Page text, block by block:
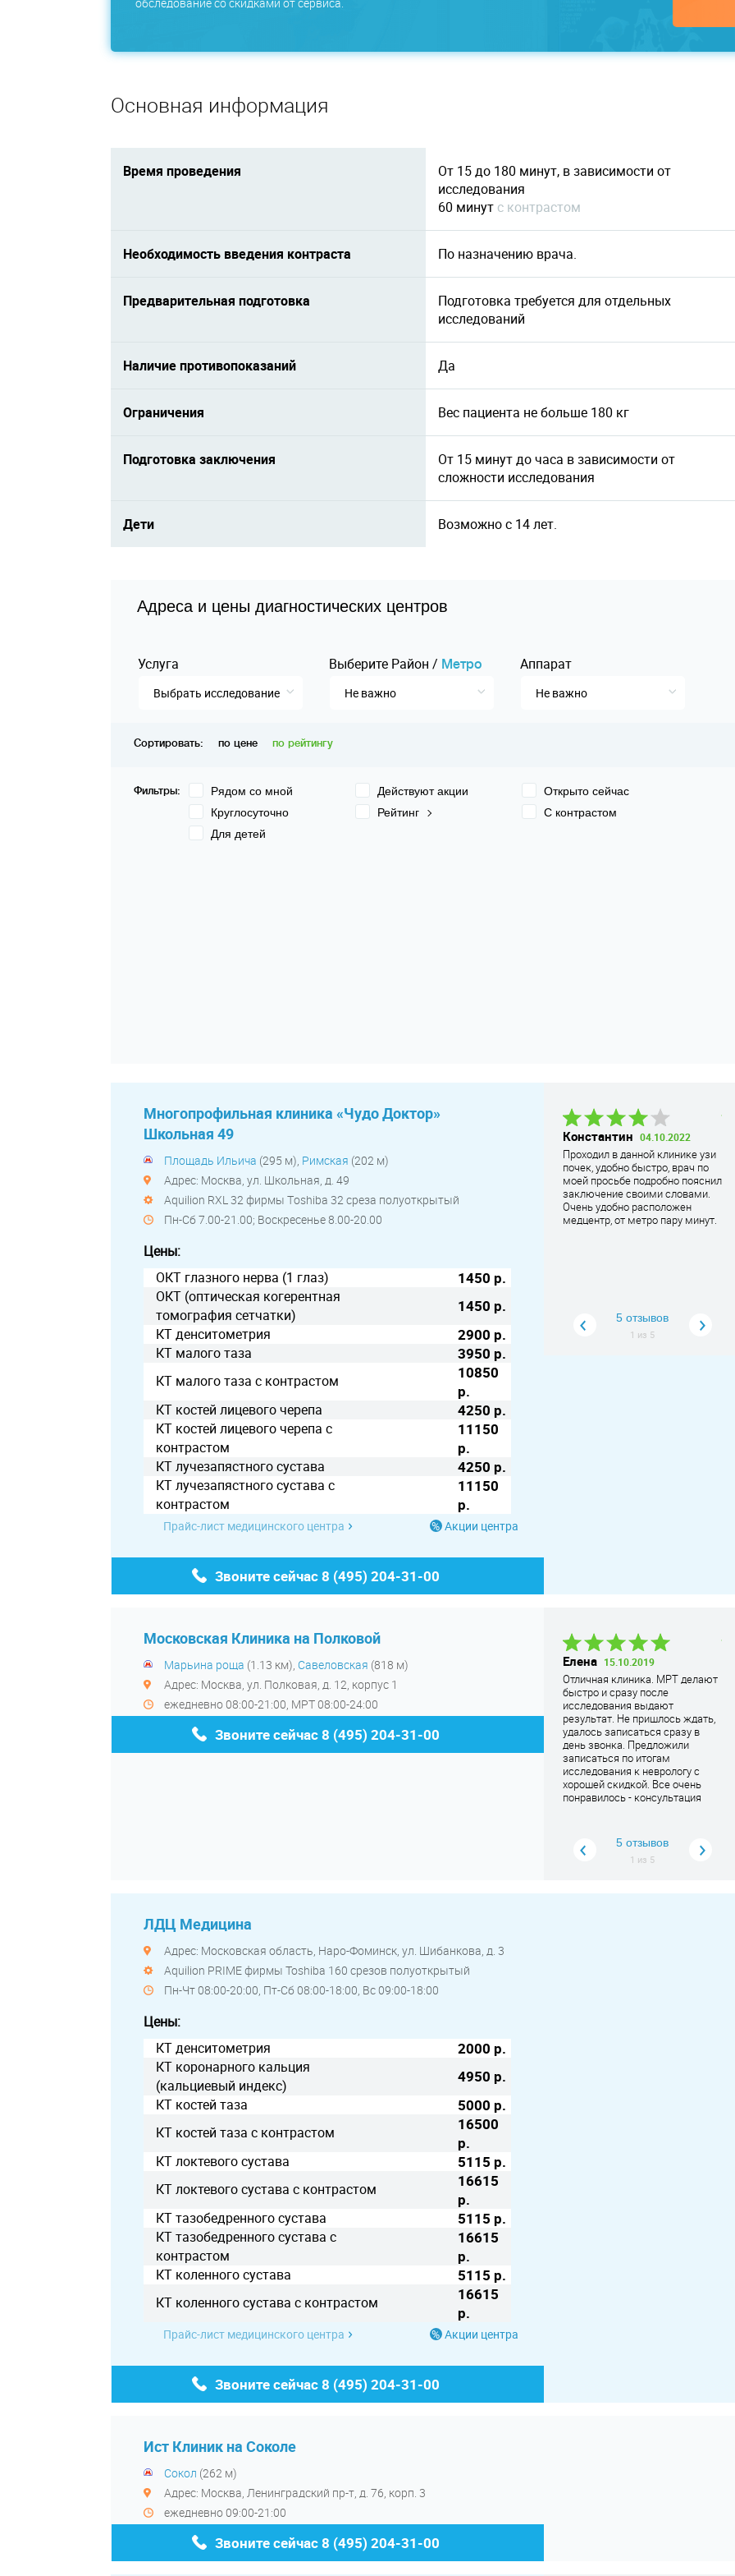
Основная информация
Время проведения
От 15 до 180 минут, в зависимости от
исследования
60 минут c контрастом
Необходимость введения контраста По назначению врача.
Предварительная подготовка
Подготовка требуется для отдельных
исследований
Наличие противопоказаний Да
Ограничения Вес пациента не больше 180 кг
Подготовка заключения
От 15 минут до часа в зависимости от
сложности исследования
Дети Возможно с 14 лет.
Адреса и цены диагностических центров
Услуга
Выбрать исследование
Выберите Pайон / Mетро
Не важно
Аппарат
Не важно
Сортировать: по цене по рейтингу
Фильтры: Рядом со мной Действуют акции
Открыто сейчас
Круглосуточно
Рейтинг
С контрастом
Для детей
Многопрофильная клиника «Чудо Доктор»
Школьная 49
Площадь Ильича (295 м), Римская (202 м)
Адрес: Москва, ул. Школьная, д. 49
Aquilion RXL 32 фирмы Тoshiba 32 среза полуоткрытый
Пн-Сб 7.00-21.00; Воскресенье 8.00-20.00
Цены:
ОКТ глазного нерва (1 глаз)
1450 р.
ОКТ (оптическая когерентная
томография сетчатки)
1450 р.
КТ денситометрия 2900 р.
КТ малого таза 3950 р.
КТ малого таза с контрастом
10850
р.
КТ костей лицевого черепа 4250 р.
КТ костей лицевого черепа с
контрастом
11150
р.
КТ лучезапястного сустава 4250 р.
КТ лучезапястного сустава с
контрастом
11150
р.
Прайс-лист медицинского центра Акции центра
Звоните сейчас8 (495) 204-31-00
дальше
Константин 04.10.2022
Проходил в данной клинике узи
почек, удобно быстро, врач по
моей просьбе подробно пояснил
заключение своими словами.
Очень удобно расположен
медцентр, от метро пару минут.
5 отзывов
1 из 5
Московская Клиника на Полковой
Марьина роща (1.13 км), Савеловская (818 м)
Адрес: Москва, ул. Полковая, д. 12, корпус 1
ежедневно 08:00-21:00, МРТ 08:00-24:00
Звоните сейчас8 (495) 204-31-00
Александровна
отношение. Все подробно
рассказали и проконсульт
Читать дальше
Елена 15.10.2019
Отличная клиника. МРТ делают
быстро и сразу после
исследования выдают
результат. Не пришлось ждать,
удалось записаться сразу в
день звонка. Предложили
записаться по итогам
исследования к неврологу с
хорошей скидкой. Все очень
понравилось - консультация
5 отзывов
1 из 5
ЛДЦ Медицина
Адрес: Московская область, Наро-Фоминск, ул. Шибанкова, д. 3
Aquilion PRIME фирмы Toshiba 160 срезов полуоткрытый
Пн-Чт 08:00-20:00, Пт-Сб 08:00-18:00, Вс 09:00-18:00
Цены:
КТ денситометрия
2000 р.
КТ коронарного кальция
(кальциевый индекс)
4950 р.
КТ костей таза 5000 р.
КТ костей таза с контрастом
16500
р.
КТ локтевого сустава 5115 р.
КТ локтевого сустава с контрастом
16615
р.
КТ тазобедренного сустава 5115 р.
КТ тазобедренного сустава с
контрастом
16615
р.
КТ коленного сустава 5115 р.
КТ коленного сустава с контрастом
16615
р.
Прайс-лист медицинского центра Акции центра
Звоните сейчас8 (495) 204-31-00
Ист Клиник на Соколе
Сокол (262 м)
Адрес: Москва, Ленинградский пр-т, д. 76, корп. 3
ежедневно 09:00-21:00
Звоните сейчас8 (495) 204-31-00